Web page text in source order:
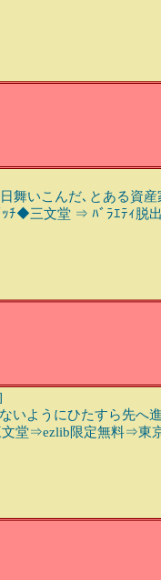
舞いこんだ､とある資
ｯﾁ◆三文堂 ⇒ ﾊﾞﾗｴﾃｨ脱
いようにひたすら先へ
文堂⇒ezlib限定無料⇒東